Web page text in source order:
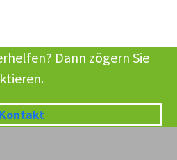
Dann zögern Sie
Kontakt